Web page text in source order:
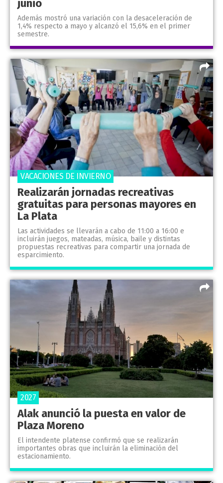
junio
Además mostró una variación con la desaceleración de
1,4% respecto a mayo y alcanzó el 15,6% en el primer
semestre.
Realizarán jornadas recreativas
gratuitas para personas mayores en
La Plata
Las actividades se llevarán a cabo de 11:00 a 16:00 e
incluirán juegos, mateadas, música, baile y distintas
propuestas recreativas para compartir una jornada de
esparcimiento.
VACACIONES DE INVIERNO
Alak anunció la puesta en valor de
Plaza Moreno
El intendente platense confirmó que se realizarán
importantes obras que incluirán la eliminación del
estacionamiento.
2027